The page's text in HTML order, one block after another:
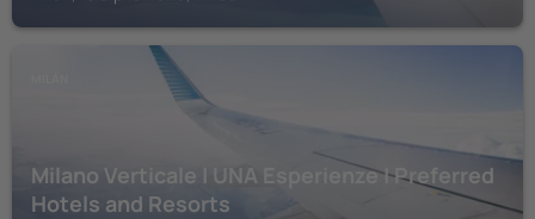
Milano Verticale | UNA Esperienze | Preferred
Hotels and Resorts